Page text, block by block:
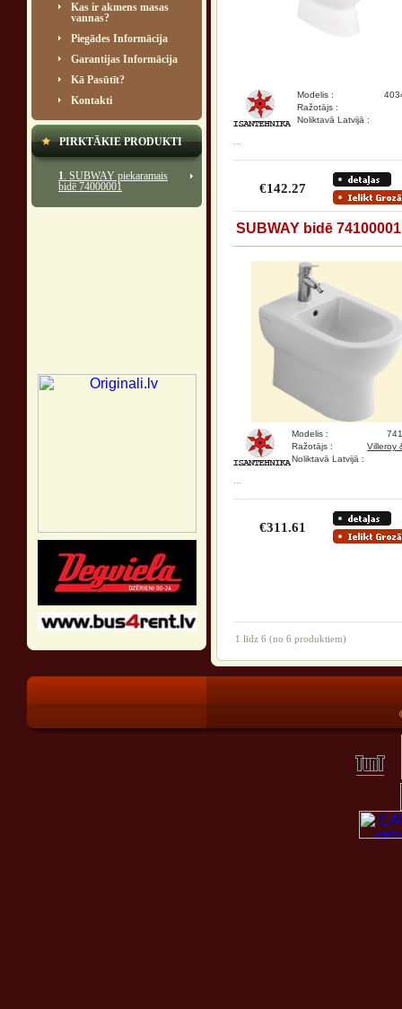
Kas ir akmens masas
vannas?
Piegādes Informācija
Garantijas Informācija
Kā Pasūtīt?
Kontakti
PIRKTĀKIE PRODUKTI
1. SUBWAY piekaramais
bidē 74000001
Modelis :
Ražotājs :
Noliktavā Latvijā :
€142.27
SUBWAY bidē 74100001
Modelis :
Ražotājs :
Villeroy
Noliktavā Latvijā :
€311.61
1 līdz 6 (no 6 produktiem)